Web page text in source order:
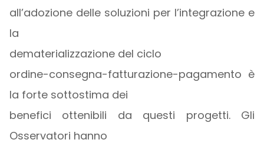
all’adozione delle soluzioni per l’integrazione e
la
dematerializzazione del ciclo
ordine-consegna-fatturazione-pagamento è
la forte sottostima dei
benefici ottenibili da questi progetti. Gli
Osservatori hanno